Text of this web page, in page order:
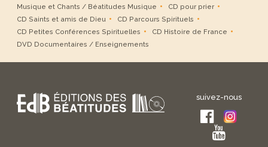
Musique et Chants / Béatitudes Musique
CD pour prier
CD Saints et amis de Dieu
CD Parcours Spirituels
CD Petites Conférences Spirituelles
CD Histoire de France
DVD Documentaires / Enseignements
suivez-nous